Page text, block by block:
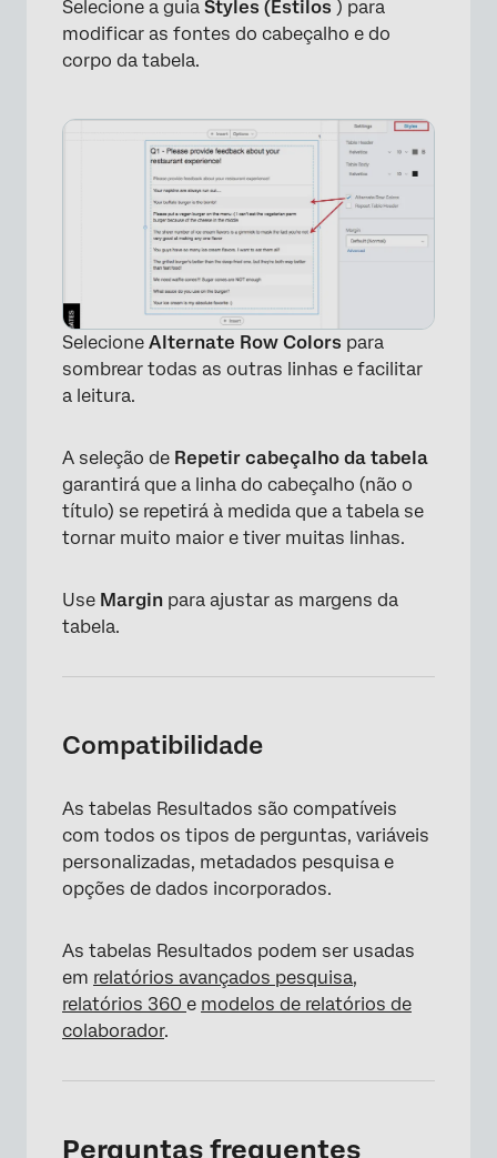
×
Selecione a guia Styles (Estilos ) para
modificar as fontes do cabeçalho e do
corpo da tabela.
Selecione Alternate Row Colors para
sombrear todas as outras linhas e facilitar
a leitura.
A seleção de Repetir cabeçalho da tabela
garantirá que a linha do cabeçalho (não o
título) se repetirá à medida que a tabela se
tornar muito maior e tiver muitas linhas.
Use Margin para ajustar as margens da
tabela.
Compatibilidade
As tabelas Resultados são compatíveis
com todos os tipos de perguntas, variáveis
personalizadas, metadados pesquisa e
opções de dados incorporados.
As tabelas Resultados podem ser usadas
em relatórios avançados pesquisa,
relatórios 360 e modelos de relatórios de
colaborador.
Perguntas frequentes